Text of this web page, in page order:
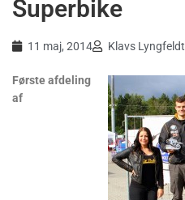
Superbike
11 maj, 2014 Klavs Lyngfeldt
Første afdeling
af